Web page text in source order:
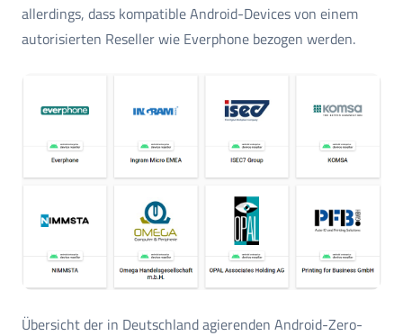
allerdings, dass kompatible Android-Devices von einem
autorisierten Reseller wie Everphone bezogen werden.
Übersicht der in Deutschland agierenden Android-Zero-